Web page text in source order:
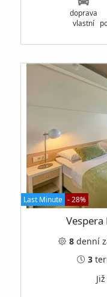
doprava
vlastní
Last Minute - 28%
8 denní
3